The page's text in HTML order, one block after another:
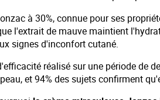
à 30%, connue pour ses
l'extrait de mauve maintient
signes d'inconfort cutané.
réalisé sur une période de
et 94% des sujets confirment